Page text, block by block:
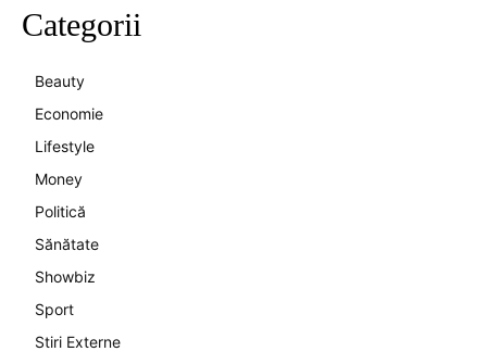
Categorii
Beauty
Economie
Lifestyle
Money
Politică
Sănătate
Showbiz
Sport
Stiri Externe